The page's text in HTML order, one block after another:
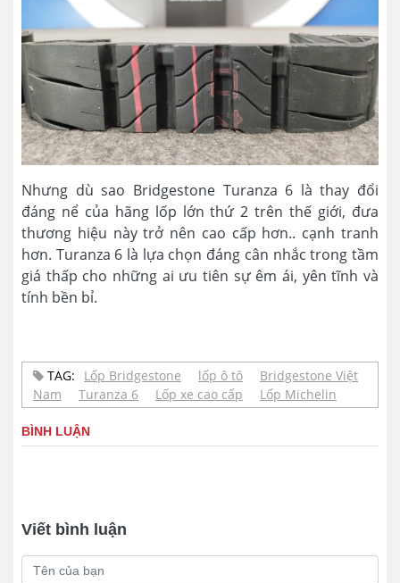
Nhưng dù sao Bridgestone Turanza 6 là thay đổi
đáng nể của hãng lốp lớn thứ 2 trên thế giới, đưa
thương hiệu này trở nên cao cấp hơn.. cạnh tranh
hơn. Turanza 6 là lựa chọn đáng cân nhắc trong tầm
giá thấp cho những ai ưu tiên sự êm ái, yên tĩnh và
tính bền bỉ.
TAG: Lốp Bridgestone lốp ô tô
Bridgestone Việt
Nam
Turanza 6 Lốp xe cao cấp Lốp Michelin
BÌNH LUẬN
Viết bình luận